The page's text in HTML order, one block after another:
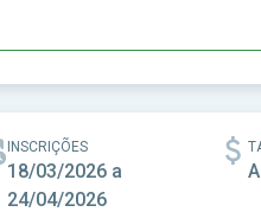
INSCRIÇÕES
18/03/2026 a
24/04/2026